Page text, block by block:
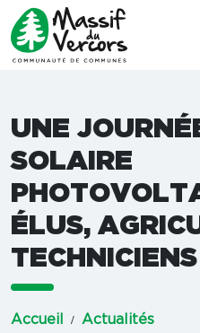
UNE
SOLAIRE
ÉLUS,
TECHNICIENS
Accueil
Actualités